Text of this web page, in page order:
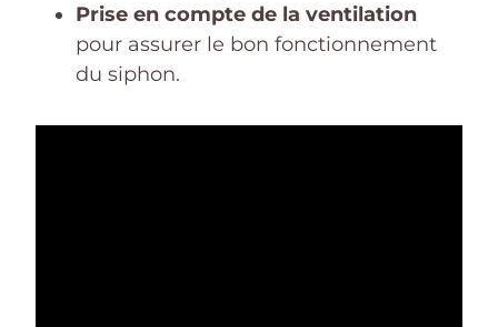
Prise en compte de la ventilation
pour assurer le bon fonctionnement
du siphon.